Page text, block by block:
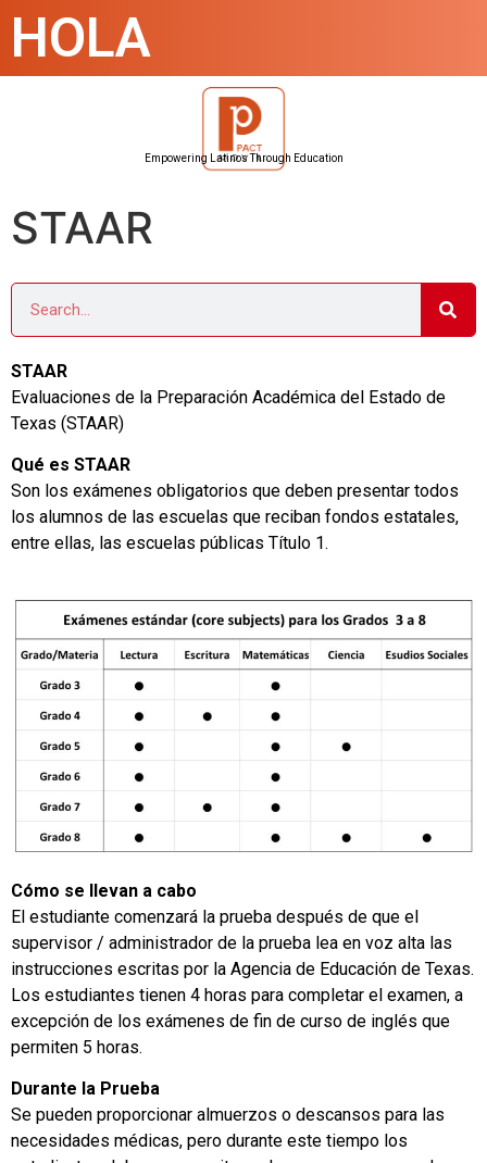
HOLA
Empowering Latinos Through Education
STAAR
STAAR
Evaluaciones de la Preparación Académica del Estado de
Texas (STAAR)
Qué es STAAR
Son los exámenes obligatorios que deben presentar todos
los alumnos de las escuelas que reciban fondos estatales,
entre ellas, las escuelas públicas Título 1.
Cómo se llevan a cabo
El estudiante comenzará la prueba después de que el
supervisor / administrador de la prueba lea en voz alta las
instrucciones escritas por la Agencia de Educación de Texas.
Los estudiantes tienen 4 horas para completar el examen, a
excepción de los exámenes de fin de curso de inglés que
permiten 5 horas.
Durante la Prueba
Se pueden proporcionar almuerzos o descansos para las
necesidades médicas, pero durante este tiempo los